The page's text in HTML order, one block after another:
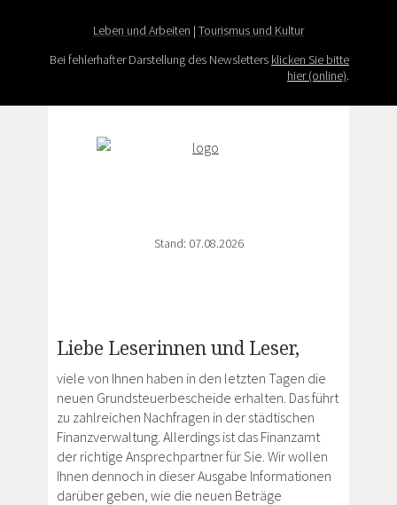
Leben und Arbeiten | Tourismus und Kultur
Bei fehlerhafter Darstellung des Newsletters klicken Sie bitte
hier (online).
Stand: 07.08.2026
Liebe Leserinnen und Leser,
viele von Ihnen haben in den letzten Tagen die
neuen Grundsteuerbescheide erhalten. Das führt
zu zahlreichen Nachfragen in der städtischen
Finanzverwaltung. Allerdings ist das Finanzamt
der richtige Ansprechpartner für Sie. Wir wollen
Ihnen dennoch in dieser Ausgabe Informationen
darüber geben, wie die neuen Beträge